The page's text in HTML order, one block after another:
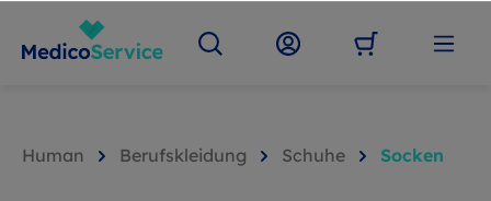
Human Berufskleidung Schuhe Socken